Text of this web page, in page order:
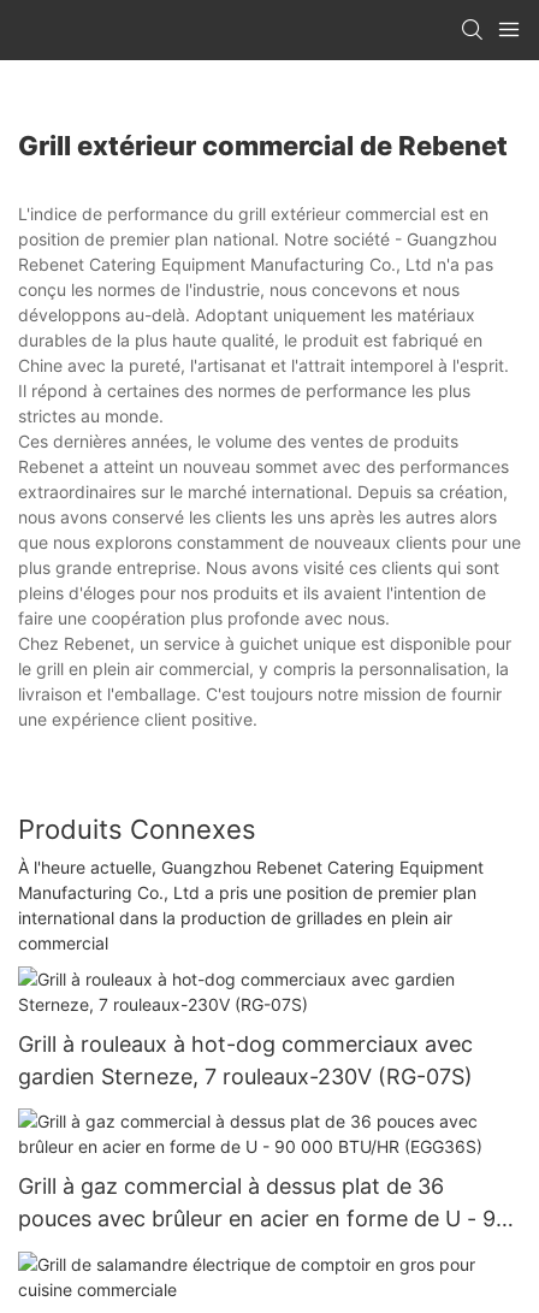
Grill extérieur commercial de Rebenet
L'indice de performance du grill extérieur commercial est en
position de premier plan national. Notre société - Guangzhou
Rebenet Catering Equipment Manufacturing Co., Ltd n'a pas
conçu les normes de l'industrie, nous concevons et nous
développons au-delà. Adoptant uniquement les matériaux
durables de la plus haute qualité, le produit est fabriqué en
Chine avec la pureté, l'artisanat et l'attrait intemporel à l'esprit.
Il répond à certaines des normes de performance les plus
strictes au monde.
Ces dernières années, le volume des ventes de produits
Rebenet a atteint un nouveau sommet avec des performances
extraordinaires sur le marché international. Depuis sa création,
nous avons conservé les clients les uns après les autres alors
que nous explorons constamment de nouveaux clients pour une
plus grande entreprise. Nous avons visité ces clients qui sont
pleins d'éloges pour nos produits et ils avaient l'intention de
faire une coopération plus profonde avec nous.
Chez Rebenet, un service à guichet unique est disponible pour
le grill en plein air commercial, y compris la personnalisation, la
livraison et l'emballage. C'est toujours notre mission de fournir
une expérience client positive.
Produits Connexes
À l'heure actuelle, Guangzhou Rebenet Catering Equipment
Manufacturing Co., Ltd a pris une position de premier plan
international dans la production de grillades en plein air
commercial
Grill à rouleaux à hot-dog commerciaux avec
gardien Sterneze, 7 rouleaux-230V (RG-07S)
Grill à gaz commercial à dessus plat de 36
pouces avec brûleur en acier en forme de U - 90
000 BTU/HR (EGG36S)